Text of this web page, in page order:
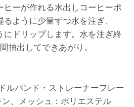
ヒーが作れる水出しコーヒーポ
ように少量ずつ水を注ぎ、
にドリップします。水を注ぎ終
抽出してできあがり。
ルバンド・ストレーナーフレー
、メッシュ：ポリエステル